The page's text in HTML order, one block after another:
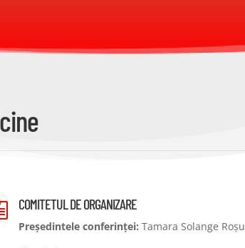
COMITETUL DE ORGANIZARE
Președintele conferinței: Tamara Solange Roșu